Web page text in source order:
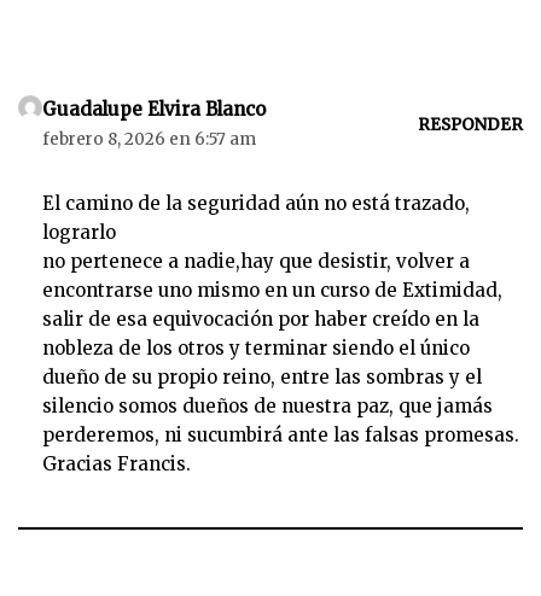
Guadalupe Elvira Blanco
febrero 8, 2026 en 6:57 am
RESPONDER
El camino de la seguridad aún no está trazado,
lograrlo
no pertenece a nadie,hay que desistir, volver a
encontrarse uno mismo en un curso de Extimidad,
salir de esa equivocación por haber creído en la
nobleza de los otros y terminar siendo el único
dueño de su propio reino, entre las sombras y el
silencio somos dueños de nuestra paz, que jamás
perderemos, ni sucumbirá ante las falsas promesas.
Gracias Francis.